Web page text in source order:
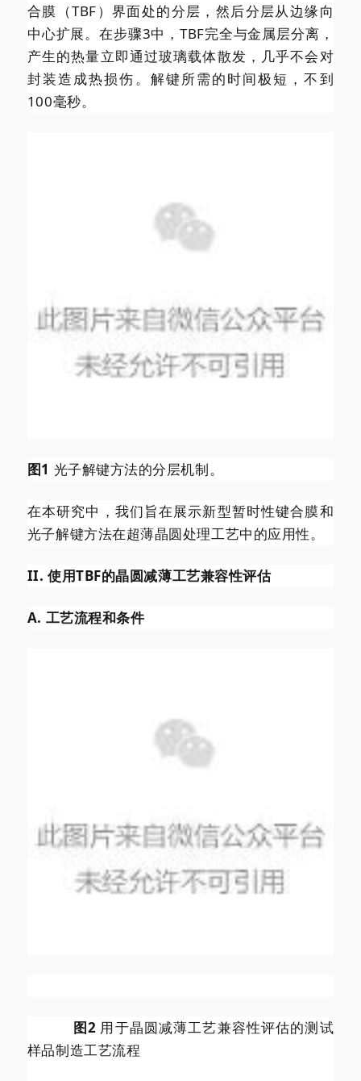
合膜（TBF）界面处的分层，然后分层从边缘向
中心扩展。在步骤3中，TBF完全与金属层分离，
产生的热量立即通过玻璃载体散发，几乎不会对
封装造成热损伤。解键所需的时间极短，不到
100毫秒。
图1 光子解键方法的分层机制。
在本研究中，我们旨在展示新型暂时性键合膜和
光子解键方法在超薄晶圆处理工艺中的应用性。
II. 使用TBF的晶圆减薄工艺兼容性评估
A. 工艺流程和条件
图2 用于晶圆减薄工艺兼容性评估的测试
样品制造工艺流程